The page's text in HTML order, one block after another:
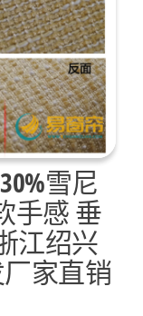
雪尼
手感 垂
江绍兴
家直销